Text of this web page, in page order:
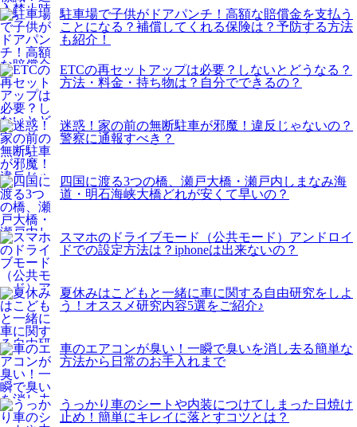
駐車場で子供がドアパンチ！高額な賠償金を支払う
ことになる？補償してくれる保険は？予防する方法
も紹介！
ETCの再セットアップは必要？しないとどうなる？
方法・料金・持ち物は？自分でできるの？
迷惑！家の前の無断駐車が邪魔！違反じゃないの？
警察に通報すべき？
四国に渡る3つの橋、瀬戸大橋・瀬戸内しまなみ海
道・明石海峡大橋どれが安くて早いの？
スマホのドライブモード（公共モード）アンドロイ
ドでの設定方法は？iphoneは出来ないの？
夏休みはこどもと一緒に車に関する自由研究をしよ
う！オススメ研究内容5選をご紹介♪
車のエアコンが臭い！一瞬で臭いを消し去る簡単な
方法から日常のお手入れまで
うっかり車のシートや内装につけてしまった日焼け
止め！簡単にキレイに落とすコツとは？